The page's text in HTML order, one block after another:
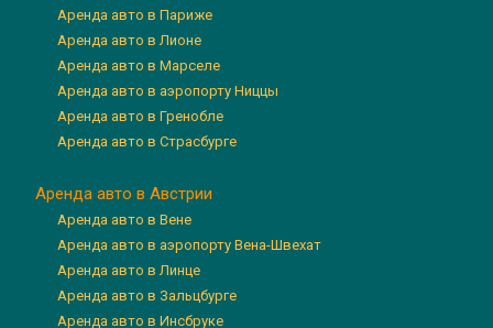
Аренда авто в Париже
Аренда авто в Лионе
Аренда авто в Марселе
Аренда авто в аэропорту Ниццы
Аренда авто в Гренобле
Аренда авто в Страсбурге
Аренда авто в Австрии
Аренда авто в Вене
Аренда авто в аэропорту Вена-Швехат
Аренда авто в Линце
Аренда авто в Зальцбурге
Аренда авто в Инсбруке